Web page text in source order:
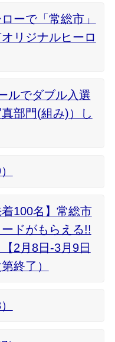
ーで「常総市」
リジナルヒーロ
ルでダブル入選
部門(組み)）し
着100名】常総市
ドがもらえる!!
2月8日-3月9日
終了）